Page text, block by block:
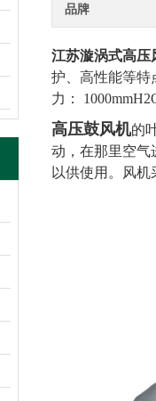
品牌
江苏漩涡式高压
护、高性能等特
力：
高压鼓风机的
动，在那里空气
以供使用。风